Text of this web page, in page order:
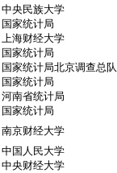
中央民族大学
国家统计局
上海财经大学
国家统计局
国家统计局北京调查总队
国家统计局
河南省统计局
国家统计局
南京财经大学
中国人民大学
中央财经大学